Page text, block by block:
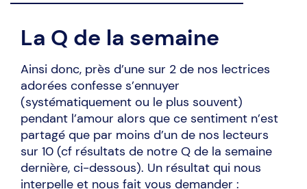
La Q de la semaine
Ainsi donc, près d’une sur 2 de nos lectrices
adorées confesse s’ennuyer
(systématiquement ou le plus souvent)
pendant l’amour alors que ce sentiment n’est
partagé que par moins d’un de nos lecteurs
sur 10 (cf résultats de notre Q de la semaine
dernière, ci-dessous). Un résultat qui nous
interpelle et nous fait vous demander :